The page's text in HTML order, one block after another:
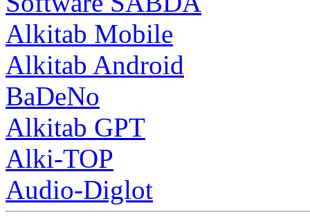
Alkitab Mobile
Alkitab Android
BaDeNo
Alkitab GPT
Alki-TOP
Audio-Diglot